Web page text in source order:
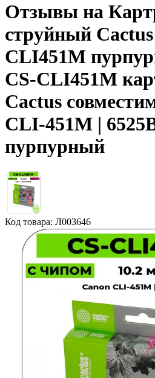
Отзывы на
струйный
CLI451M
CS-CLI451M
Cactus
CLI-451M |
пурпурный
Код товара: Л003646